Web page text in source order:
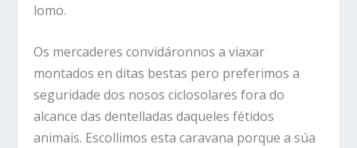
lomo.
Os mercaderes convidáronnos a viaxar
montados en ditas bestas pero preferimos a
seguridade dos nosos ciclosolares fora do
alcance das dentelladas daqueles fétidos
animais. Escollimos esta caravana porque a súa